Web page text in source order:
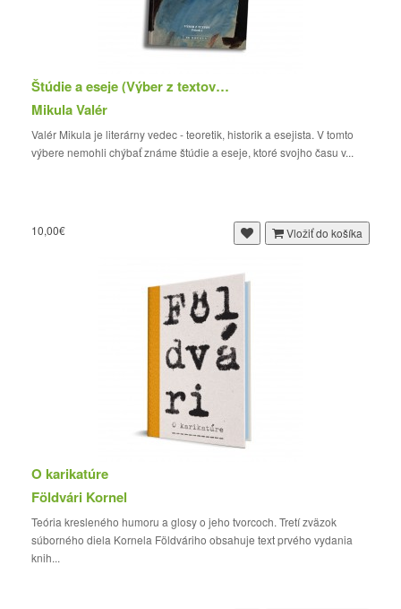
Štúdie a eseje (Výber z textov 2)
Mikula Valér
Valér Mikula je literárny vedec - teoretik, historik a esejista. V tomto
výbere nemohli chýbať známe štúdie a eseje, ktoré svojho času v...
10,00€ Vložiť do košíka
O karikatúre
Földvári Kornel
Teória kresleného humoru a glosy o jeho tvorcoch. Tretí zväzok
súborného diela Kornela Földváriho obsahuje text prvého vydania
knih...